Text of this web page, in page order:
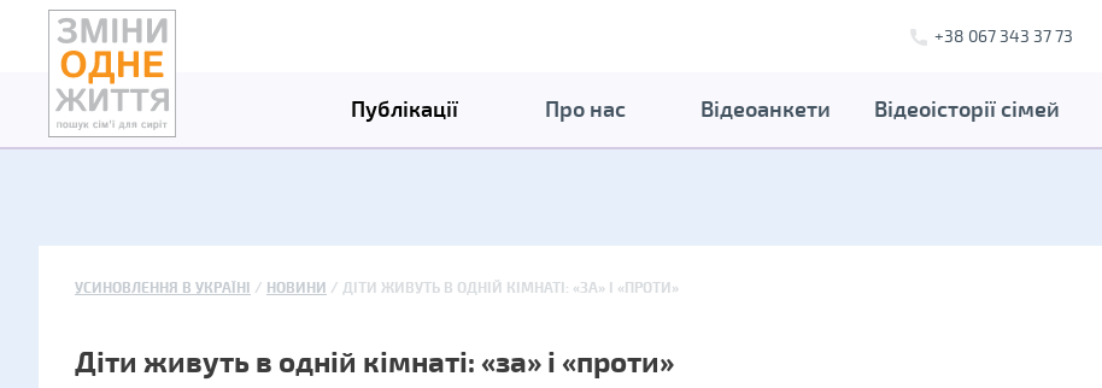
+38 067 343 37 73
Публікації Про нас Відеоанкети Відеоісторії сімей
УСИНОВЛЕННЯ В УКРАЇНІ НОВИНИ ДІТИ ЖИВУТЬ В ОДНІЙ КІМНАТІ: «ЗА» І «ПРОТИ»
Діти живуть в одній кімнаті: «за» і «проти»